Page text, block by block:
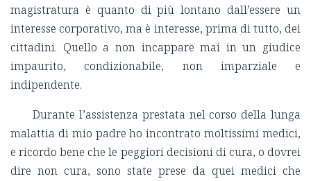
magistratura è quanto di più lontano dall’essere un
interesse corporativo, ma è interesse, prima di tutto, dei
cittadini. Quello a non incappare mai in un giudice
impaurito, condizionabile, non imparziale e
indipendente.
Durante l’assistenza prestata nel corso della lunga
malattia di mio padre ho incontrato moltissimi medici,
e ricordo bene che le peggiori decisioni di cura, o dovrei
dire non cura, sono state prese da quei medici che